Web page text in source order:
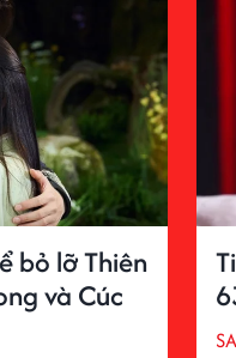
bỏ lỡ Thiên
và Cúc